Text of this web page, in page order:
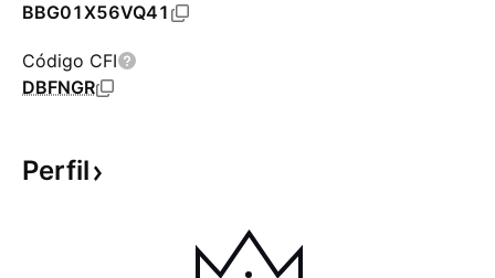
BBG01X56VQ41
Código CFI
DBFNGR
Perfil